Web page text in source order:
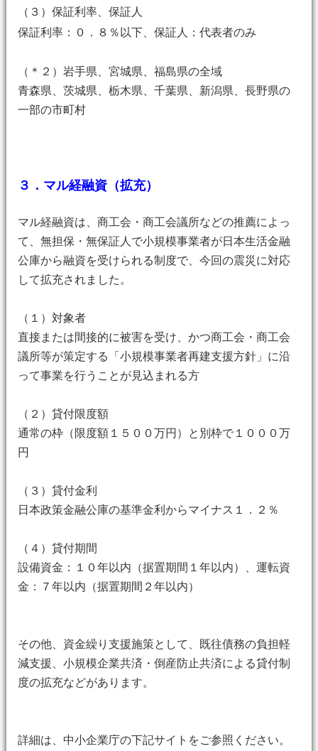
（３）保証利率、保証人
保証利率：０．８％以下、保証人：代表者のみ
（＊２）岩手県、宮城県、福島県の全域
青森県、茨城県、栃木県、千葉県、新潟県、長野県の
一部の市町村
３．マル経融資（拡充）
マル経融資は、商工会・商工会議所などの推薦によっ
て、無担保・無保証人で小規模事業者が日本生活金融
公庫から融資を受けられる制度で、今回の震災に対応
して拡充されました。
（１）対象者
直接または間接的に被害を受け、かつ商工会・商工会
議所等が策定する「小規模事業者再建支援方針」に沿
って事業を行うことが見込まれる方
（２）貸付限度額
通常の枠（限度額１５００万円）と別枠で１０００万
円
（３）貸付金利
日本政策金融公庫の基準金利からマイナス１．２％
（４）貸付期間
設備資金：１０年以内（据置期間１年以内）、運転資
金：７年以内（据置期間２年以内）
その他、資金繰り支援施策として、既往債務の負担軽
減支援、小規模企業共済・倒産防止共済による貸付制
度の拡充などがあります。
詳細は、中小企業庁の下記サイトをご参照ください。